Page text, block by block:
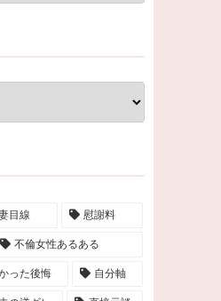
目線 慰謝料
不倫女性あるある
った後悔 自分軸